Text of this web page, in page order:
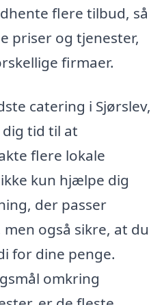
flere tilbud, så
priser og tjenester,
firmaer.
catering i Sjørslev,
tid til at
flere lokale
kun hjælpe dig
der passer
også sikre, at du
for dine penge.
omkring